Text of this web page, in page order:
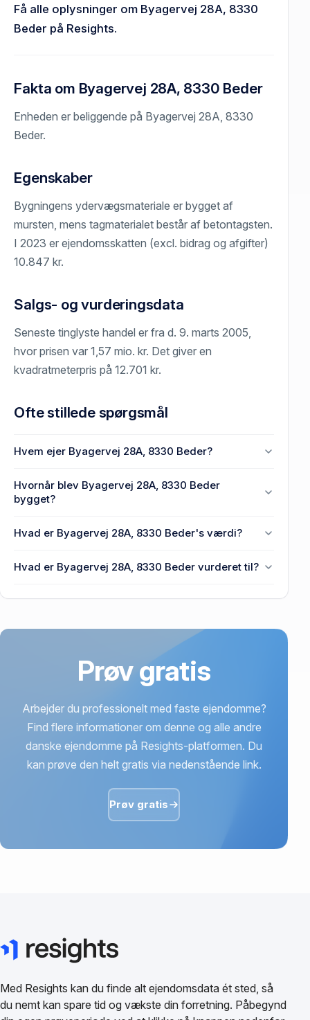
Få alle oplysninger om Byagervej 28A, 8330
Beder på Resights.
Fakta om Byagervej 28A, 8330 Beder
Enheden er beliggende på Byagervej 28A, 8330
Beder.
Egenskaber
Bygningens ydervægsmateriale er bygget af
mursten, mens tagmaterialet består af betontagsten.
I 2023 er ejendomsskatten (excl. bidrag og afgifter)
10.847 kr.
Salgs- og vurderingsdata
Seneste tinglyste handel er fra d. 9. marts 2005,
hvor prisen var 1,57 mio. kr. Det giver en
kvadratmeterpris på 12.701 kr.
Ofte stillede spørgsmål
Hvem ejer Byagervej 28A, 8330 Beder?
Beder.
Hvornår blev Byagervej 28A, 8330 Beder
bygget?
Byagervej 28A, 8330 Beder.
Hvad er Byagervej 28A, 8330 Beder's værdi?
Beder senest blev handlet i 2005.
Hvad er Byagervej 28A, 8330 Beder vurderet til?
Prøv gratis
Arbejder du professionelt med faste ejendomme?
Find flere informationer om denne og alle andre
danske ejendomme på Resights-platformen. Du
kan prøve den helt gratis via nedenstående link.
Prøv gratis
Med Resights kan du finde alt ejendomsdata ét sted, så
du nemt kan spare tid og vækste din forretning. Påbegynd